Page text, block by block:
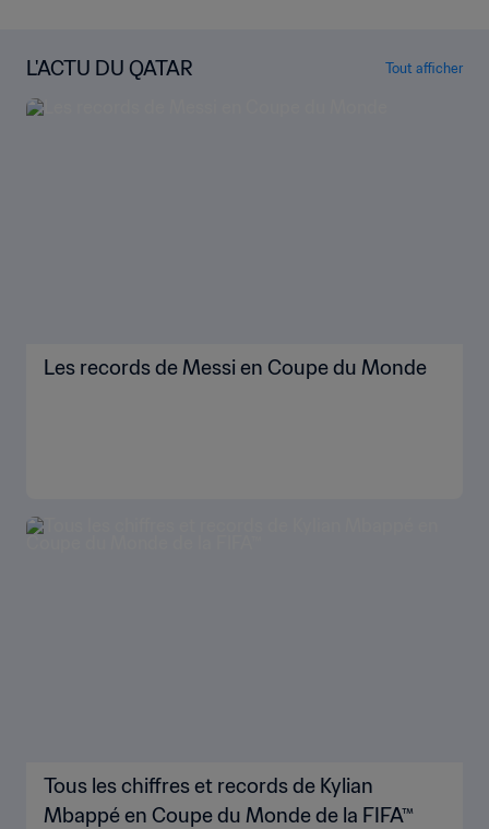
L'ACTU DU QATAR Tout afficher
Les records de Messi en Coupe du Monde
Tous les chiffres et records de Kylian
Mbappé en Coupe du Monde de la FIFA™